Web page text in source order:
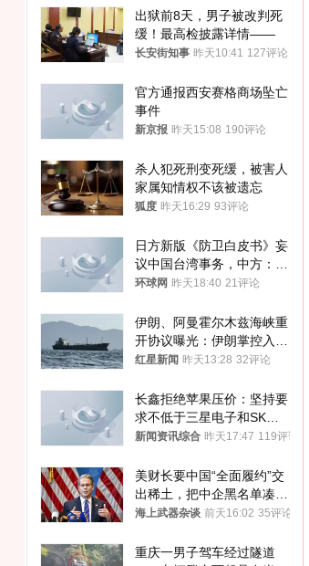
出狱前8天，男子被改判死
缓！最高检披露详情——
长安街知事 昨天10:41 127评论
官方通报西安赛格商场坠亡
事件
新京报 昨天15:08 190评论
杀人犯死刑变死缓，被害人
家属知情权不该被遗忘
狐度 昨天16:29 93评论
日方新版《防卫白皮书》妄
议中国台湾事务，中方：强
烈不满、坚决反对，已向日
环球网 昨天18:40 21评论
伊朗、阿曼霍尔木兹海峡重
开协议曝光：伊朗掌控入湾
航道，与阿曼平分“服务费”
红星新闻 昨天13:28 32评论
长鑫拒绝苹果压价：坚持要
求不低于三星电子和SK海
力士
新闻资讯综合 昨天17:47 119评论
美财长要中国“全面履约”交
出稀土，把中企黑名单凑到
187家，中方做最坏打算
海上武器杂谈 前天16:02 35评论
重庆一男子驾车经过隧道